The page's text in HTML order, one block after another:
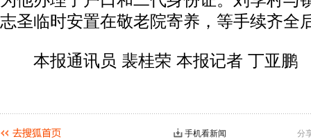
志圣临时安置在敬老院寄养，等手续齐全
本报通讯员 裴桂荣 本报记者 丁亚鹏
分
手机看新闻